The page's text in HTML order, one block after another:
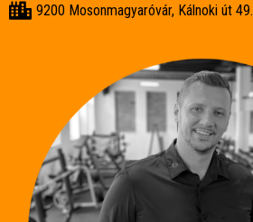
9200 Mosonmagyaróvár, Kálnoki út 49.